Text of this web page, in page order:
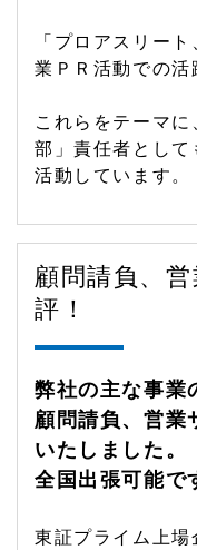
「プロアスリー
業ＰＲ活動での活
これらをテーマ
部」責任者として
活動しています。
顧問請負、
評！
弊社の主な事業
顧問請負、営業
いたしました。
全国出張可能で
東証プライム上場